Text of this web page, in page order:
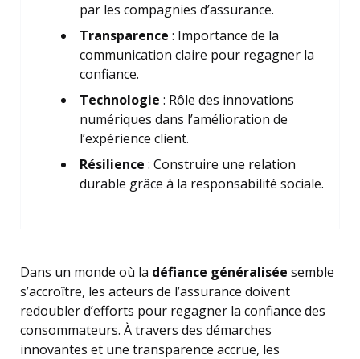
par les compagnies d’assurance.
Transparence : Importance de la
communication claire pour regagner la
confiance.
Technologie : Rôle des innovations
numériques dans l’amélioration de
l’expérience client.
Résilience : Construire une relation
durable grâce à la responsabilité sociale.
Dans un monde où la défiance généralisée semble
s’accroître, les acteurs de l’assurance doivent
redoubler d’efforts pour regagner la confiance des
consommateurs. À travers des démarches
innovantes et une transparence accrue, les